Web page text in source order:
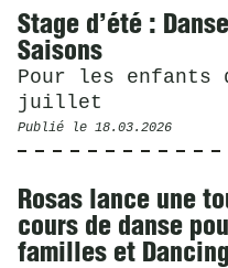
Stage d’été :
Saisons
Pour les enfants
juillet
Publié le 18.03.2026
Rosas lance une
cours de danse
familles et